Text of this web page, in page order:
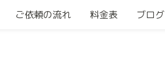
ご依頼の流れ 料金表 ブログ